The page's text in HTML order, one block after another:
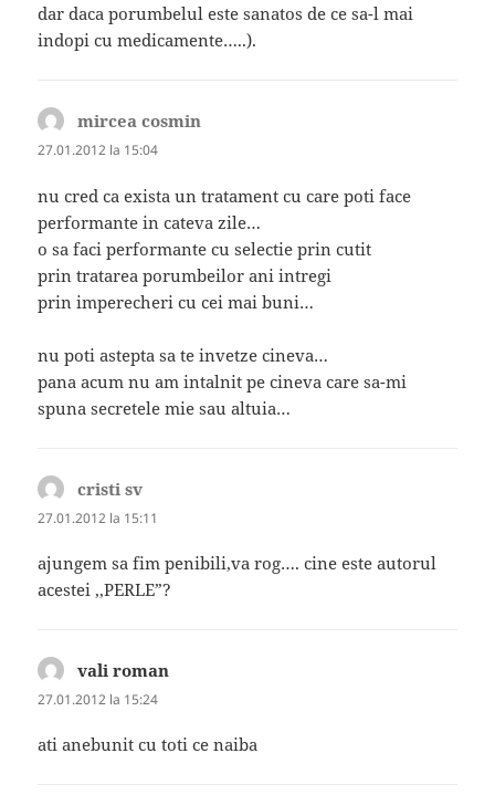
dar daca porumbelul este sanatos de ce sa-l mai
indopi cu medicamente…..).
mircea cosmin
27.01.2012 la 15:04
nu cred ca exista un tratament cu care poti face
performante in cateva zile…
o sa faci performante cu selectie prin cutit
prin tratarea porumbeilor ani intregi
prin imperecheri cu cei mai buni…
nu poti astepta sa te invetze cineva…
pana acum nu am intalnit pe cineva care sa-mi
spuna secretele mie sau altuia…
cristi sv
27.01.2012 la 15:11
ajungem sa fim penibili,va rog…. cine este autorul
acestei ,,PERLE”?
vali roman
27.01.2012 la 15:24
ati anebunit cu toti ce naiba